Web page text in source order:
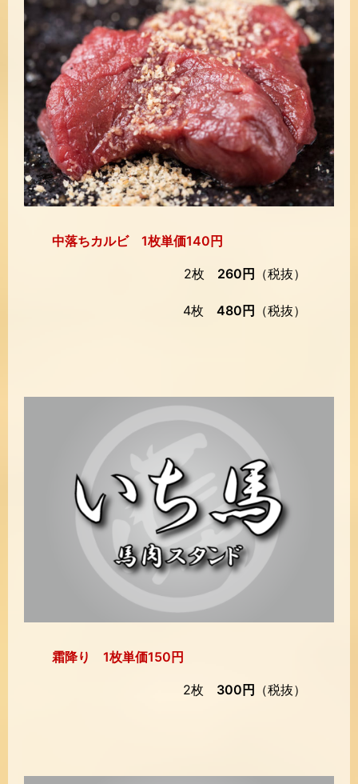
中落ちカルビ 1枚単価140円
2枚 260円 （税抜）
4枚 480円 （税抜）
霜降り 1枚単価150円
2枚 300円 （税抜）